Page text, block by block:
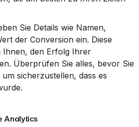
Sie Details wie Namen,
der Conversion ein. Diese
den Erfolg Ihrer
Überprüfen Sie alles, bevor Sie
sicherzustellen, dass es
Analytics